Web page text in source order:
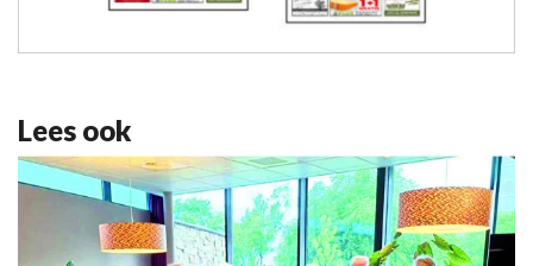
Lees ook